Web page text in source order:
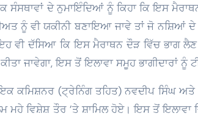
ਸੰਸਥਾਵਾਂ ਦੇ ਨੁਮਾਇੰਦਿਆਂ ਨੂੰ ਕਿਹਾ ਕਿ ਇਸ
ਨੂੰ ਵੀ ਯਕੀਨੀ ਬਣਾਇਆ ਜਾਵੇ ਤਾਂ ਜੋ ਨਸ਼ਿਆਂ
ਵੀ ਦੱਸਿਆ ਕਿ ਇਸ ਮੈਰਾਥਨ ਦੌੜ ਵਿੱਚ ਭਾਗ
ਜਾਵੇਗਾ, ਇਸ ਤੋਂ ਇਲਾਵਾ ਸਮੂਹ ਭਾਗੀਦਾਰਾਂ ਨੂੰ
ਕਮਿਸ਼ਨਰ (ਟ੍ਰੇਨਿੰਗ ਤਹਿਤ) ਨਵਦੀਪ ਸਿੰਘ ਅਤੇ
ਮਹੇ ਵਿਸ਼ੇਸ਼ ਤੌਰ ’ਤੇ ਸ਼ਾਮਿਲ ਹੋਏ। ਇਸ ਤੋਂ ਇਲਾਵਾ